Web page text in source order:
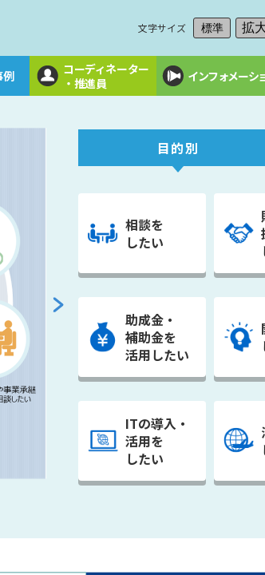
文字サイズ 標準 拡
例
コーディネーター
・推進員
インフォメーシ
目的別
相談を
したい
助成金・
補助金を
活用したい
ITの導入・
活用を
したい